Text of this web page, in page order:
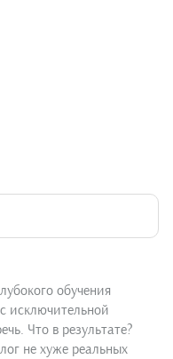
обучения
исключительной
Что в результате?
не хуже реальных